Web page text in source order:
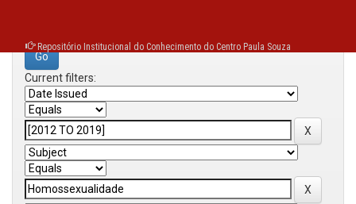
Repositório Institucional do Conhecimento do Centro Paula Souza
Current filters: